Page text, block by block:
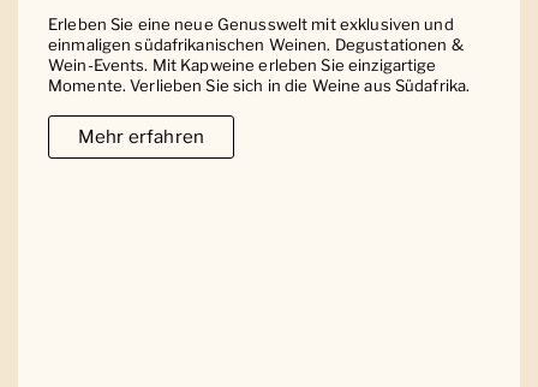
Erleben Sie eine neue Genusswelt mit exklusiven und
einmaligen südafrikanischen Weinen. Degustationen &
Wein-Events. Mit Kapweine erleben Sie einzigartige
Momente. Verlieben Sie sich in die Weine aus Südafrika.
Mehr erfahren